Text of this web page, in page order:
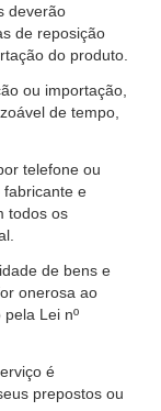
deverão
de reposição
do produto.
ou importação,
de tempo,
telefone ou
fabricante e
todos os
de bens e
onerosa ao
Lei nº
é
prepostos ou